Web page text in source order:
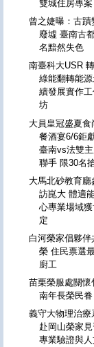
雙城住房專案
曾之婕曝：古蹟
廢墟 臺南古
名黯然失色
南臺科大USR
綠能翻轉能源
續發展實作
坊
大員皇冠盛夏食
餐酒宴6/6鉅
臺南vs法雙
聯手 限30名
大馬北砂教育廳
訪崑大 體適
心專業場域
定
白河榮家倡夥伴
榮 住民票選
廚工
苗栗榮服處關懷
南年長榮民眷
義守大物理治療
赴岡山榮家見
專業驗證與人